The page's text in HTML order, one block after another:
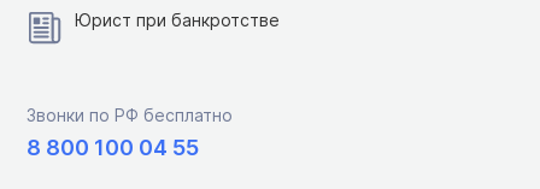
Юрист при банкротстве
Звонки по РФ бесплатно
8 800 100 04 55